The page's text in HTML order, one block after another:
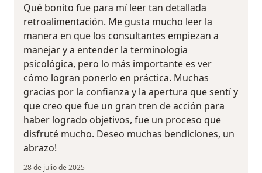
Qué bonito fue para mí leer tan detallada
retroalimentación. Me gusta mucho leer la
manera en que los consultantes empiezan a
manejar y a entender la terminología
psicológica, pero lo más importante es ver
cómo logran ponerlo en práctica. Muchas
gracias por la confianza y la apertura que sentí y
que creo que fue un gran tren de acción para
haber logrado objetivos, fue un proceso que
disfruté mucho. Deseo muchas bendiciones, un
abrazo!
28 de julio de 2025